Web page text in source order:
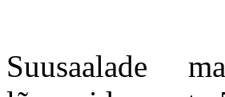
Suusaalade